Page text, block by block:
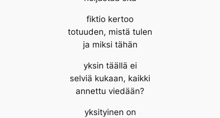
fiktio kertoo
totuuden, mistä tulen
ja miksi tähän
yksin täällä ei
selviä kukaan, kaikki
annettu viedään?
yksityinen on